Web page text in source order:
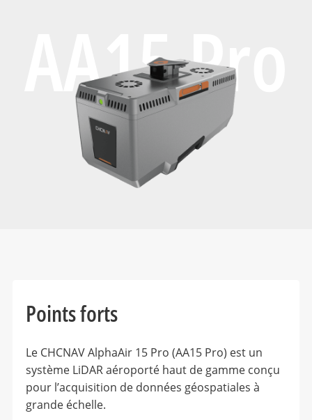
AA15 Pro
Points forts
Le CHCNAV AlphaAir 15 Pro (AA15 Pro) est un
système LiDAR aéroporté haut de gamme conçu
pour l’acquisition de données géospatiales à
grande échelle.